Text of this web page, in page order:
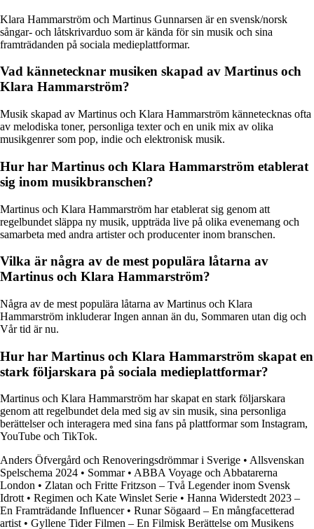
Klara Hammarström och Martinus Gunnarsen är en svensk/norsk
sångar- och låtskrivarduo som är kända för sin musik och sina
framträdanden på sociala medieplattformar.
Vad kännetecknar musiken skapad av Martinus och
Klara Hammarström?
Musik skapad av Martinus och Klara Hammarström kännetecknas ofta
av melodiska toner, personliga texter och en unik mix av olika
musikgenrer som pop, indie och elektronisk musik.
Hur har Martinus och Klara Hammarström etablerat
sig inom musikbranschen?
Martinus och Klara Hammarström har etablerat sig genom att
regelbundet släppa ny musik, uppträda live på olika evenemang och
samarbeta med andra artister och producenter inom branschen.
Vilka är några av de mest populära låtarna av
Martinus och Klara Hammarström?
Några av de mest populära låtarna av Martinus och Klara
Hammarström inkluderar Ingen annan än du, Sommaren utan dig och
Vår tid är nu.
Hur har Martinus och Klara Hammarström skapat en
stark följarskara på sociala medieplattformar?
Martinus och Klara Hammarström har skapat en stark följarskara
genom att regelbundet dela med sig av sin musik, sina personliga
berättelser och interagera med sina fans på plattformar som Instagram,
YouTube och TikTok.
Anders Öfvergård och Renoveringsdrömmar i Sverige • Allsvenskan
Spelschema 2024 • Sommar• ABBA Voyage och Abbatarerna
London • Zlatan och Fritte Fritzson – Två Legender inom Svensk
Idrott • Regimen och Kate Winslet Serie • Hanna Widerstedt 2023 –
En Framträdande Influencer• Runar Sögaard – En mångfacetterad
artist • Gyllene Tider Filmen – En Filmisk Berättelse om Musikens